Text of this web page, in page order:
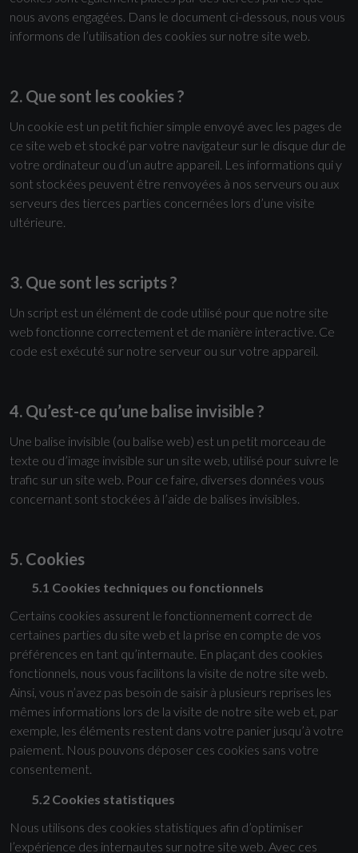
nous avons engagées. Dans le document ci-dessous, nous vous
informons de l’utilisation des cookies sur notre site web.
2. Que sont les cookies ?
Un cookie est un petit fichier simple envoyé avec les pages de
ce site web et stocké par votre navigateur sur le disque dur de
votre ordinateur ou d’un autre appareil. Les informations qui y
sont stockées peuvent être renvoyées à nos serveurs ou aux
serveurs des tierces parties concernées lors d’une visite
ultérieure.
3. Que sont les scripts ?
Un script est un élément de code utilisé pour que notre site
web fonctionne correctement et de manière interactive. Ce
code est exécuté sur notre serveur ou sur votre appareil.
4. Qu’est-ce qu’une balise invisible ?
Une balise invisible (ou balise web) est un petit morceau de
texte ou d’image invisible sur un site web, utilisé pour suivre le
trafic sur un site web. Pour ce faire, diverses données vous
concernant sont stockées à l’aide de balises invisibles.
5. Cookies
5.1 Cookies techniques ou fonctionnels
Certains cookies assurent le fonctionnement correct de
certaines parties du site web et la prise en compte de vos
préférences en tant qu’internaute. En plaçant des cookies
fonctionnels, nous vous facilitons la visite de notre site web.
Ainsi, vous n’avez pas besoin de saisir à plusieurs reprises les
mêmes informations lors de la visite de notre site web et, par
exemple, les éléments restent dans votre panier jusqu’à votre
paiement. Nous pouvons déposer ces cookies sans votre
consentement.
5.2 Cookies statistiques
Nous utilisons des cookies statistiques afin d’optimiser
l’expérience des internautes sur notre site web. Avec ces